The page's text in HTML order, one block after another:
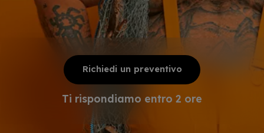
Richiedi un preventivo
Ti rispondiamo entro 2 ore